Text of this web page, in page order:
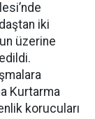
iki
üzerine
Kurtarma
korucuları